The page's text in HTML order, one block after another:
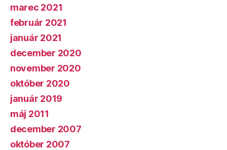
marec 2021
február 2021
január 2021
december 2020
november 2020
október 2020
január 2019
máj 2011
december 2007
október 2007